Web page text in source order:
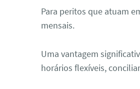
Para peritos que atuam
mensais.
Uma vantagem
horários flexíveis,